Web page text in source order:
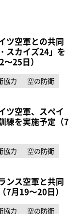
ツ空軍との共同
スカイズ24」を
25日）
協力 空の防衛
ツ空軍、スペイ
練を実施予定（7
協力 空の防衛
ンス空軍と共同
7月19～20日）
協力 空の防衛